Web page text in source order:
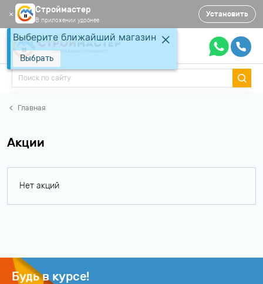
✕ Строймастер
В приложении удобнее
Установить
Главная
Акции
Нет акций
Будь в курсе!
Выберите ближайший магазин
Выбрать